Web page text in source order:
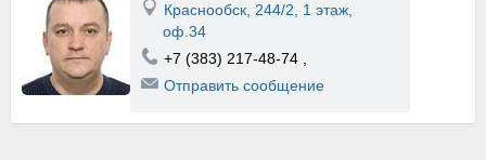
Краснообск, 244/2, 1 этаж,
оф.34
+7 (383) 217-48-74
Отправить сообщение